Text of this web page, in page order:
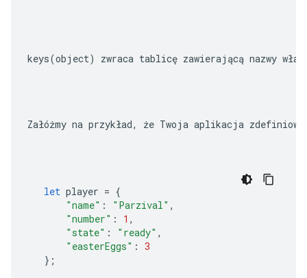
keys(object) zwraca tablicę zawierającą nazwy
Załóżmy na przykład, że Twoja aplikacja
let player = {
"name" : "Parzival" ,
"number" : 1 ,
"state" : "ready" ,
"easterEggs" : 3
};